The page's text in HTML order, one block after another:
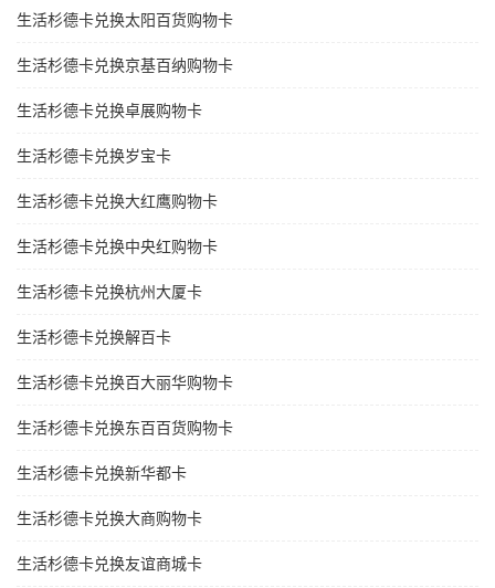
生活杉德卡兑换太阳百货购物卡
生活杉德卡兑换京基百纳购物卡
生活杉德卡兑换卓展购物卡
生活杉德卡兑换岁宝卡
生活杉德卡兑换大红鹰购物卡
生活杉德卡兑换中央红购物卡
生活杉德卡兑换杭州大厦卡
生活杉德卡兑换解百卡
生活杉德卡兑换百大丽华购物卡
生活杉德卡兑换东百百货购物卡
生活杉德卡兑换新华都卡
生活杉德卡兑换大商购物卡
生活杉德卡兑换友谊商城卡